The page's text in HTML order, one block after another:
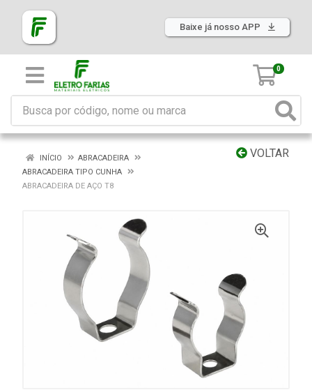
Baixe já nosso APP
0
VOLTAR
INÍCIO
ABRACADEIRA
ABRACADEIRA TIPO CUNHA
ABRACADEIRA DE AÇO T8